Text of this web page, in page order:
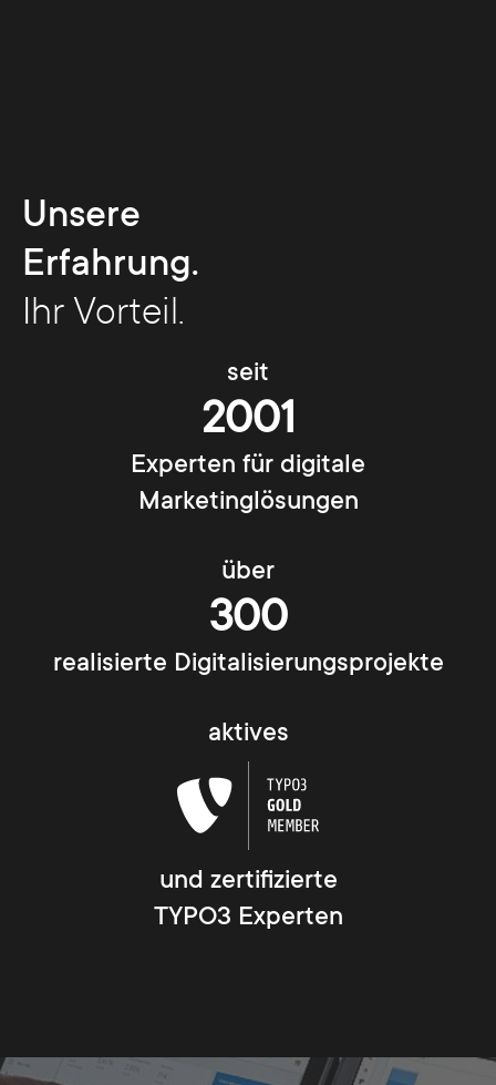
Unsere
Erfahrung.
Ihr Vorteil.
seit
2001
Experten für digitale
Marketinglösungen
über
300
realisierte Digitalisierungsprojekte
aktives
und zertifizierte
TYPO3 Experten